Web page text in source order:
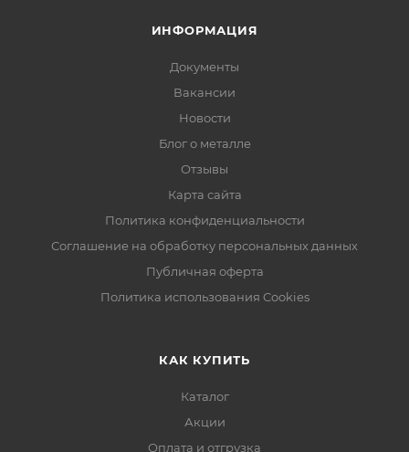
ИНФОРМАЦИЯ
Документы
Вакансии
Новости
Блог о металле
Отзывы
Карта сайта
Политика конфиденциальности
Соглашение на обработку персональных данных
Публичная оферта
Политика использования Cookies
КАК КУПИТЬ
Каталог
Акции
Оплата и отгрузка